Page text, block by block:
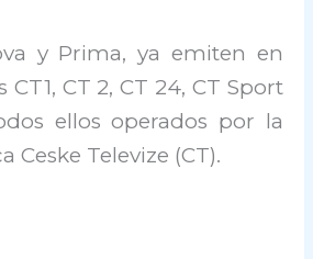
y Prima, ya emiten en
CT1, CT 2, CT 24, CT Sport
ellos operados por la
Ceske Televize (CT).